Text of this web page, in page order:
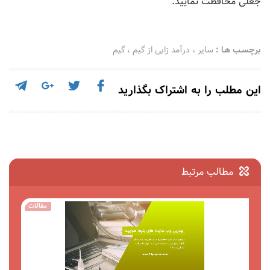
برچسـب هـا : سایر ، درآمد زایی از گیم ، گیم
این مطلب را به اشتراک بگذارید
مطالب مرتبط
مقالات